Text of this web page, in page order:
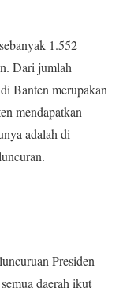
1.552
Dari jumlah
Banten merupakan
mendapatkan
adalah di
Presiden
daerah ikut